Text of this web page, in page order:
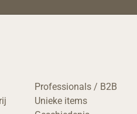
Professionals / B2B
Unieke items